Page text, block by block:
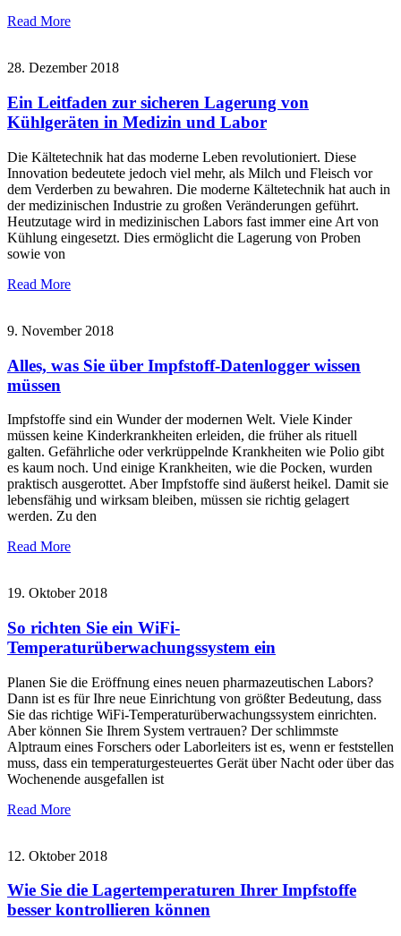
Read More
28. Dezember 2018
Ein Leitfaden zur sicheren Lagerung von
Kühlgeräten in Medizin und Labor
Die Kältetechnik hat das moderne Leben revolutioniert. Diese
Innovation bedeutete jedoch viel mehr, als Milch und Fleisch vor
dem Verderben zu bewahren. Die moderne Kältetechnik hat auch in
der medizinischen Industrie zu großen Veränderungen geführt.
Heutzutage wird in medizinischen Labors fast immer eine Art von
Kühlung eingesetzt. Dies ermöglicht die Lagerung von Proben
sowie von
Read More
9. November 2018
Alles, was Sie über Impfstoff-Datenlogger wissen
müssen
Impfstoffe sind ein Wunder der modernen Welt. Viele Kinder
müssen keine Kinderkrankheiten erleiden, die früher als rituell
galten. Gefährliche oder verkrüppelnde Krankheiten wie Polio gibt
es kaum noch. Und einige Krankheiten, wie die Pocken, wurden
praktisch ausgerottet. Aber Impfstoffe sind äußerst heikel. Damit sie
lebensfähig und wirksam bleiben, müssen sie richtig gelagert
werden. Zu den
Read More
19. Oktober 2018
So richten Sie ein WiFi-
Temperaturüberwachungssystem ein
Planen Sie die Eröffnung eines neuen pharmazeutischen Labors?
Dann ist es für Ihre neue Einrichtung von größter Bedeutung, dass
Sie das richtige WiFi-Temperaturüberwachungssystem einrichten.
Aber können Sie Ihrem System vertrauen? Der schlimmste
Alptraum eines Forschers oder Laborleiters ist es, wenn er feststellen
muss, dass ein temperaturgesteuertes Gerät über Nacht oder über das
Wochenende ausgefallen ist
Read More
12. Oktober 2018
Wie Sie die Lagertemperaturen Ihrer Impfstoffe
besser kontrollieren können